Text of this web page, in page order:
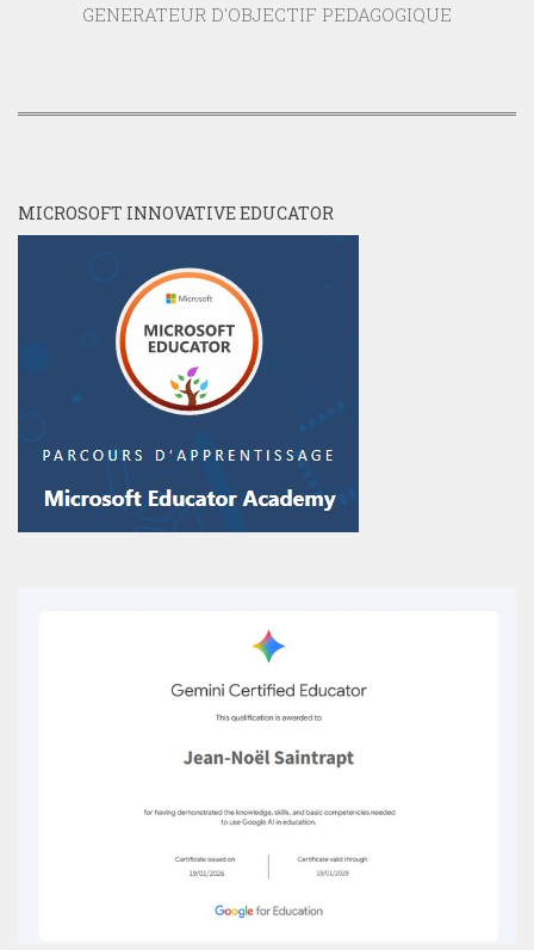
GENERATEUR D'OBJECTIF PEDAGOGIQUE
MICROSOFT INNOVATIVE EDUCATOR